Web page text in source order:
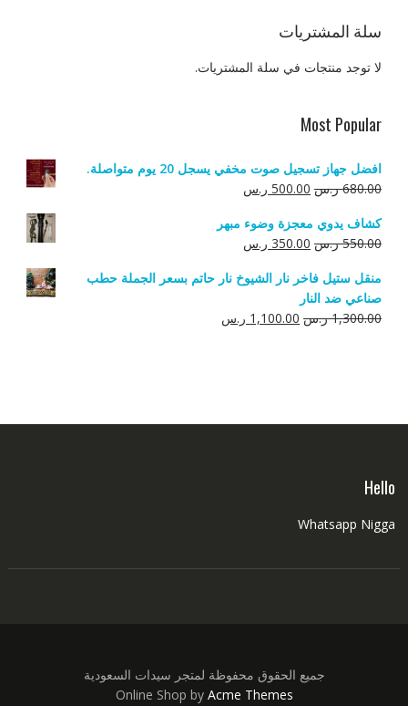
سلة المشتريات
لا توجد منتجات في سلة المشتريات.
Most Popular
افضل جهاز تسجيل صوت مخفي يسجل 20 يوم متواصلة.
680.00 ر.س السعر
هو:
680.00 ر.س.
500.00 ر.سالسعر
هو:
500.00 ر.س.
كشاف يدوي معجزة وضوء مبهر
550.00 ر.س السعر
هو:
550.00 ر.س.
350.00 ر.سالسعر
هو:
منقل ستيل فاخر نار الشيوخ نار حاتم بسعر الجملة حطب
صناعي ضد النار
1,300.00 ر.س السعر
1,100.00 ر.سالسعر
Hello
Whatsapp Nigga
جميع الحقوق محفوظة لمتجر سيدات السعودية
Online Shop by Acme Themes